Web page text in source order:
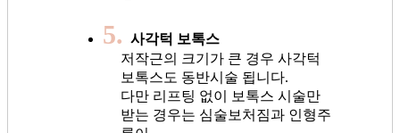
5. 사각턱 보톡스
저작근의 크기가 큰 경우 사각턱
보톡스도 동반시술 됩니다.
다만 리프팅 없이 보톡스 시술만
받는 경우는 심술보처짐과 인형주